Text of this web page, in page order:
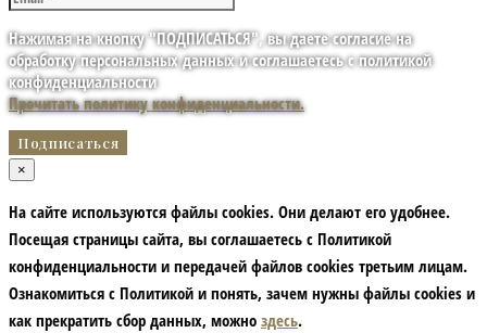
Нажимая на кнопку "ПОДПИСАТЬСЯ", вы даете согласие на
обработку персональных данных и соглашаетесь с политикой
конфиденциальности
Прочитать политику конфиденциальности.
×
На сайте используются файлы cookies. Они делают его удобнее.
Посещая страницы сайта, вы соглашаетесь с Политикой
конфиденциальности и передачей файлов cookies третьим лицам.
Ознакомиться с Политикой и понять, зачем нужны файлы сookies и
как прекратить сбор данных, можно здесь.